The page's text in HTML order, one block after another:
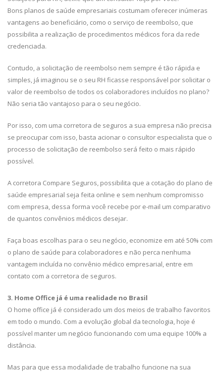
Bons planos de saúde empresariais costumam oferecer inúmeras
vantagens ao beneficiário, como o serviço de reembolso, que
possibilita a realização de procedimentos médicos fora da rede
credenciada.
Contudo, a solicitação de reembolso nem sempre é tão rápida e
simples, já imaginou se o seu RH ficasse responsável por solicitar o
valor de reembolso de todos os colaboradores incluídos no plano?
Não seria tão vantajoso para o seu negócio.
Por isso, com uma corretora de seguros a sua empresa não precisa
se preocupar com isso, basta acionar o consultor especialista que o
processo de solicitação de reembolso será feito o mais rápido
possível.
A corretora Compare Seguros, possibilita que a cotação do plano de
saúde empresarial seja feita online e sem nenhum compromisso
com empresa, dessa forma você recebe por e-mail um comparativo
de quantos convênios médicos desejar.
Faça boas escolhas para o seu negócio, economize em até 50% com
o plano de saúde para colaboradores e não perca nenhuma
vantagem incluída no convênio médico empresarial, entre em
contato com a corretora de seguros.
3. Home Office já é uma realidade no Brasil
O home office já é considerado um dos meios de trabalho favoritos
em todo o mundo. Com a evolução global da tecnologia, hoje é
possível manter um negócio funcionando com uma equipe 100% a
distância.
Mas para que essa modalidade de trabalho funcione na sua